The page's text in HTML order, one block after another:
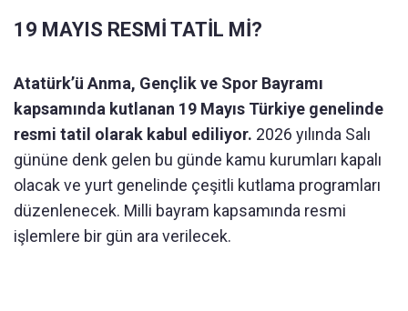
19 MAYIS RESMİ TATİL Mİ?
Atatürk’ü Anma, Gençlik ve Spor Bayramı
kapsamında kutlanan 19 Mayıs Türkiye genelinde
resmi tatil olarak kabul ediliyor. 2026 yılında Salı
gününe denk gelen bu günde kamu kurumları kapalı
olacak ve yurt genelinde çeşitli kutlama programları
düzenlenecek. Milli bayram kapsamında resmi
işlemlere bir gün ara verilecek.